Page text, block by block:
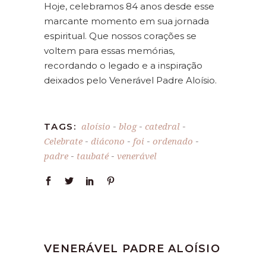
Hoje, celebramos 84 anos desde esse
marcante momento em sua jornada
espiritual. Que nossos corações se
voltem para essas memórias,
recordando o legado e a inspiração
deixados pelo Venerável Padre Aloísio.
TAGS: aloísio - blog- catedral -
Celebrate - diácono - foi - ordenado -
padre - taubaté- venerável
VENERÁVEL PADRE ALOÍSIO